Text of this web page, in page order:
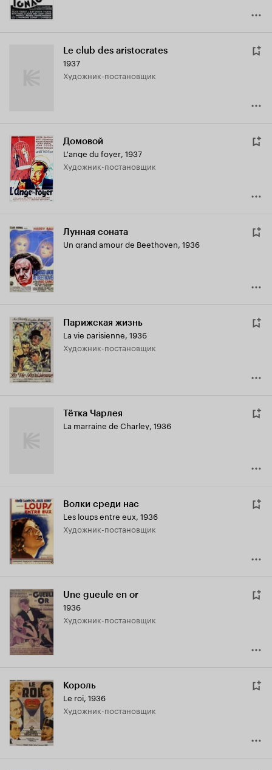
Le club des aristocrates
1937
Художник-постановщик
Домовой
L'ange du foyer, 1937
Художник-постановщик
Лунная соната
Un grand amour de Beethoven, 1936
Парижская жизнь
La vie parisienne, 1936
Художник-постановщик
Тётка Чарлея
La marraine de Charley, 1936
Волки среди нас
Les loups entre eux, 1936
Художник-постановщик
Une gueule en or
1936
Художник-постановщик
Король
Le roi, 1936
Художник-постановщик